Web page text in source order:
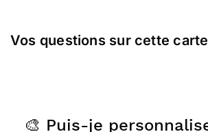
Vos questions sur cette carte
🎨 Puis-je